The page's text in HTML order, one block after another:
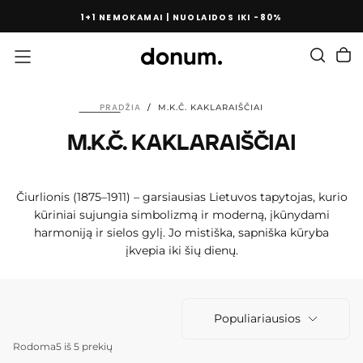
TURINIO
1+1 NEMOKAMAI | NUOLAIDOS IKI -80%
PRADŽIA / M.K.Č. KAKLARAIŠČIAI
M.K.Č. KAKLARAIŠČIAI
Čiurlionis (1875–1911) – garsiausias Lietuvos tapytojas, kurio
kūriniai sujungia simbolizmą ir moderną, įkūnydami
harmoniją ir sielos gylį. Jo mistiška, sapniška kūryba
įkvepia iki šių dienų.
Populiariausios
Rodoma5 iš 5 prekių